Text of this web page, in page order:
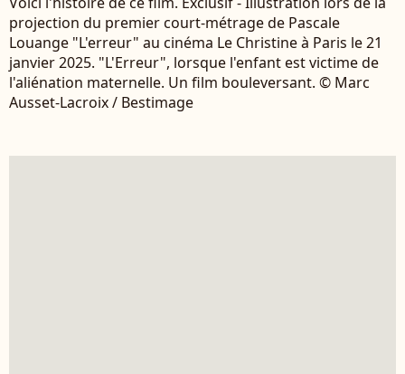
projection du premier court-métrage de Pascale
Louange "L'erreur" au cinéma Le Christine à Paris le 21
janvier 2025. "L'Erreur", lorsque l'enfant est victime de
l'aliénation maternelle. Un film bouleversant. © Marc
Ausset-Lacroix / Bestimage